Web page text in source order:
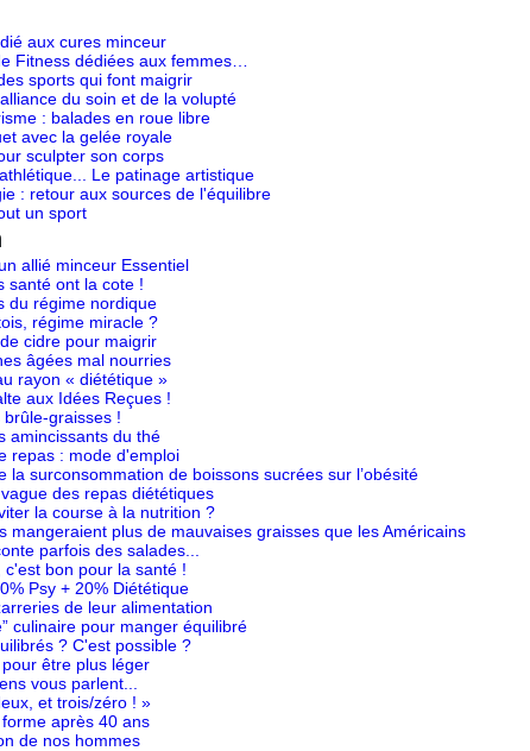
aux cures minceur
Fitness dédiées aux femmes…
sports qui font maigrir
du soin et de la volupté
: balades en roue libre
avec la gelée royale
sculpter son corps
Le patinage artistique
: retour aux sources de l'équilibre
un sport
allié minceur Essentiel
santé ont la cote !
du régime nordique
régime miracle ?
cidre pour maigrir
âgées mal nourries
rayon « diététique »
aux Idées Reçues !
brûle-graisses !
amincissants du thé
repas : mode d'emploi
la surconsommation de boissons sucrées sur l’obésité
des repas diététiques
la course à la nutrition ?
mangeraient plus de mauvaises graisses que les Américains
parfois des salades...
c'est bon pour la santé !
Psy + 20% Diététique
de leur alimentation
culinaire pour manger équilibré
? C'est possible ?
être plus léger
vous parlent...
et trois/zéro ! »
après 40 ans
de nos hommes